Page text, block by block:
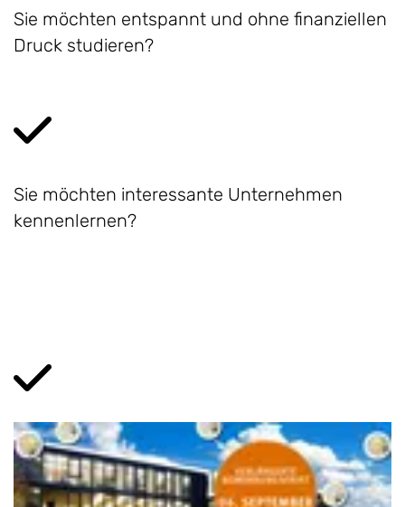
Sie möchten entspannt und ohne finanziellen
Druck studieren?
Sie möchten interessante Unternehmen
kennenlernen?